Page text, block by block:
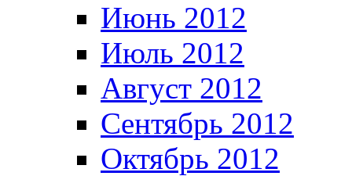
Июнь 2012
Июль 2012
Август 2012
Сентябрь 2012
Октябрь 2012